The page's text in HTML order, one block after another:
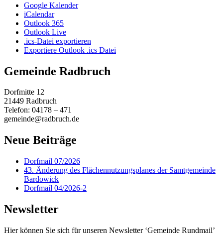
Google Kalender
iCalendar
Outlook 365
Outlook Live
.ics-Datei exportieren
Exportiere Outlook .ics Datei
Gemeinde Radbruch
Dorfmitte 12
21449 Radbruch
Telefon: 04178 – 471
gemeinde@radbruch.de
Neue Beiträge
Dorfmail 07/2026
43. Änderung des Flächennutzungsplanes der Samtgemeinde
Bardowick
Dorfmail 04/2026-2
Newsletter
Hier können Sie sich für unseren Newsletter ‘Gemeinde Rundmail’